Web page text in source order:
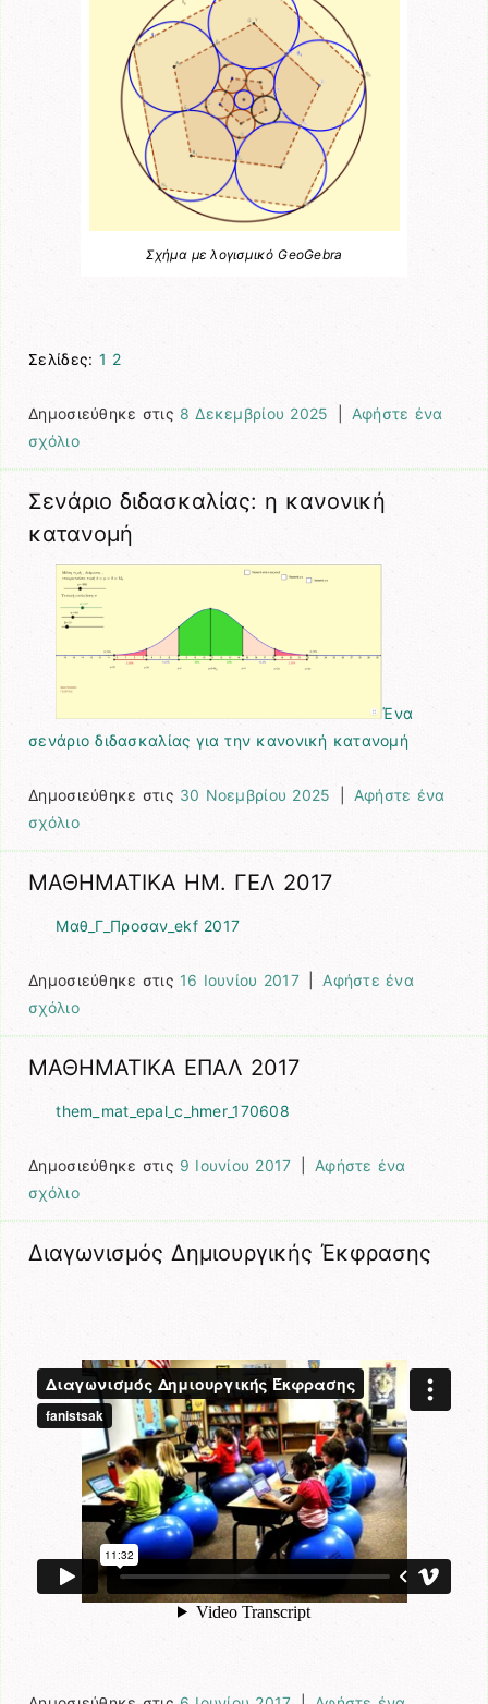
Σχήμα με λογισμικό GeoGebra
Σελίδες: 1 2
Δημοσιεύθηκε στις 8 Δεκεμβρίου 2025
Αφήστε ένα
σχόλιο
Σενάριο διδασκαλίας: η κανονική
κατανομή
Ένα
σενάριο διδασκαλίας για την κανονική κατανομή
Δημοσιεύθηκε στις 30 Νοεμβρίου 2025
Αφήστε ένα
σχόλιο
ΜΑΘΗΜΑΤΙΚΑ ΗΜ. ΓΕΛ 2017
Μαθ_Γ_Προσαν_ekf 2017
Δημοσιεύθηκε στις 16 Ιουνίου 2017
Αφήστε ένα
σχόλιο
ΜΑΘΗΜΑΤΙΚΑ ΕΠΑΛ 2017
them_mat_epal_c_hmer_170608
Δημοσιεύθηκε στις 9 Ιουνίου 2017
Αφήστε ένα
σχόλιο
Διαγωνισμός Δημιουργικής Έκφρασης